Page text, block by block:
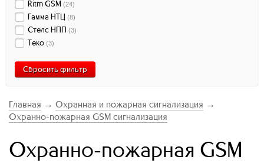
Ritm GSM (24)
Гамма НТЦ (8)
Стелс НПП (3)
Теко (3)
Сбросить фильтр
Главная → Охранная и пожарная сигнализация →
Охранно-пожарная GSM сигнализация
Охранно-пожарная GSM